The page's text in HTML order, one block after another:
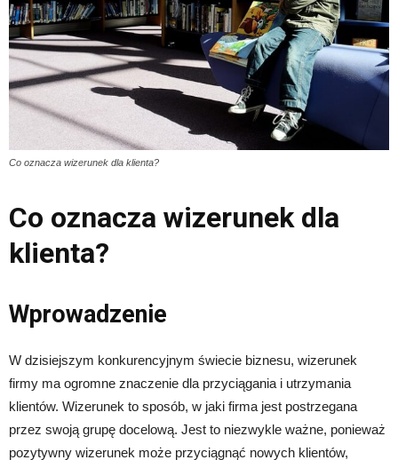
Co oznacza wizerunek dla klienta?
Co oznacza wizerunek dla
klienta?
Wprowadzenie
W dzisiejszym konkurencyjnym świecie biznesu, wizerunek
firmy ma ogromne znaczenie dla przyciągania i utrzymania
klientów. Wizerunek to sposób, w jaki firma jest postrzegana
przez swoją grupę docelową. Jest to niezwykle ważne, ponieważ
pozytywny wizerunek może przyciągnąć nowych klientów,